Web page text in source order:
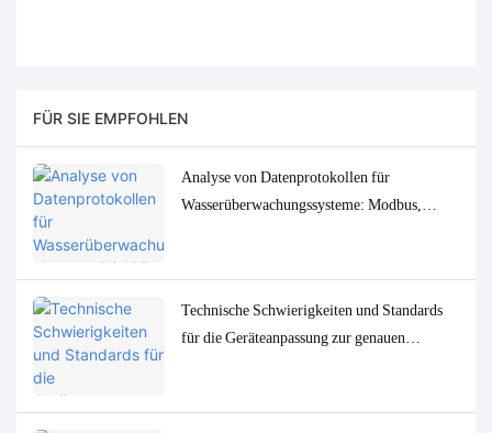
FÜR SIE EMPFOHLEN
Analyse von Datenprotokollen für
Wasserüberwachungssysteme: Modbus,
Technische Schwierigkeiten und Standards
für die Geräteanpassung zur genauen